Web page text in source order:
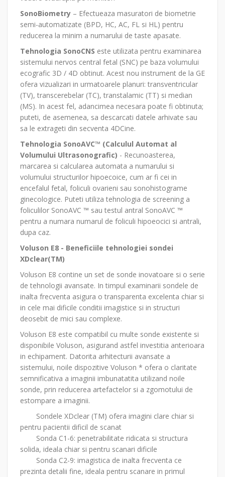
SonoBiometry – Efectueaza masuratori de biometrie
semi-automatizate (BPD, HC, AC, FL si HL) pentru
reducerea la minim a numarului de taste apasate.
Tehnologia SonoCNS este utilizata pentru examinarea
sistemului nervos central fetal (SNC) pe baza volumului
ecografic 3D / 4D obtinut. Acest nou instrument de la GE
ofera vizualizari in urmatoarele planuri: transventricular
(TV), transcerebelar (TC), transtalamic (TT) si median
(MS). In acest fel, adancimea necesara poate fi obtinuta;
puteti, de asemenea, sa descarcati datele arhivate sau
sa le extrageti din secventa 4DCine.
Tehnologia SonoAVC™ (Calculul Automat al
Volumului Ultrasonografic) - Recunoasterea,
marcarea si calcularea automata a numarului si
volumului structurilor hipoecoice, cum ar fi cei in
encefalul fetal, foliculi ovarieni sau sonohistograme
ginecologice. Puteti utiliza tehnologia de screening a
foliculilor SonoAVC ™ sau testul antral SonoAVC ™
pentru a numara numarul de foliculi hipoeocici si antrali,
dupa caz.
Voluson E8 - Beneficiile tehnologiei sondei
XDclear(TM)
Voluson E8 contine un set de sonde inovatoare si o serie
de tehnologii avansate. In timpul examinarii sondele de
inalta frecventa asigura o transparenta excelenta chiar si
in cele mai dificile conditii imagistice si in structuri
deosebit de mici sau complexe.
Voluson E8 este compatibil cu multe sonde existente si
disponibile Voluson, asigurand astfel investitia anterioara
in echipament. Datorita arhitecturii avansate a
sistemului, noile dispozitive Voluson * ofera o claritate
semnificativa a imaginii imbunatatita utilizand noile
sonde, prin reducerea artefactelor si a zgomotului de
estompare a imaginii.
Sondele XDclear (TM) ofera imagini clare chiar si
pentru pacientii dificil de scanat
Sonda C1-6: penetrabilitate ridicata si structura
solida, ideala chiar si pentru scanari dificile
Sonda C2-9: imagistica de inalta frecventa ce
prezinta detalii fine, ideala pentru scanare in primul